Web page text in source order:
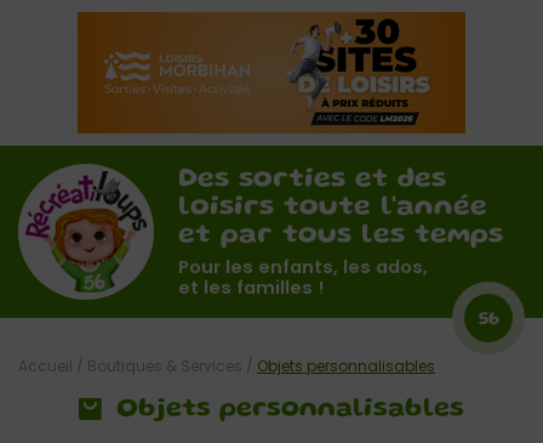
Des sorties et des
loisirs toute l'année
et par tous les temps
Pour les enfants, les ados,
et les familles !
56
Objets personnalisables
Accueil / Boutiques & Services / Objets personnalisables